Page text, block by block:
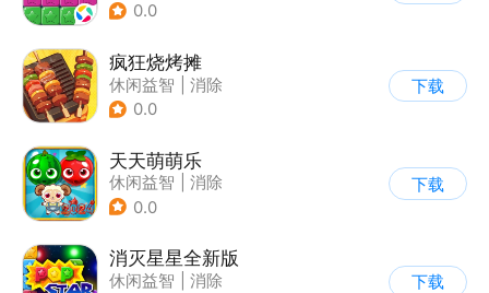
0.0
疯狂烧烤摊
休闲益智
消除
0.0
下载
天天萌萌乐
休闲益智
消除
0.0
下载
消灭星星全新版
休闲益智
消除
下载